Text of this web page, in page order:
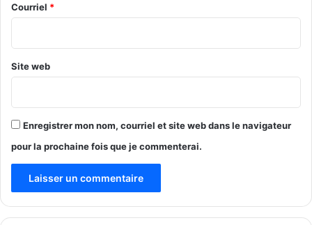
e
Courriel *
Site web
Enregistrer mon nom, courriel et site web dans le navigateur
pour la prochaine fois que je commenterai.